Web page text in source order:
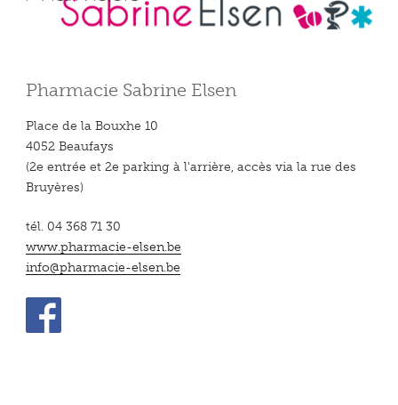
Pharmacie Sabrine Elsen
Place de la Bouxhe 10
4052 Beaufays
(2e entrée et 2e parking à l'arrière, accès via la rue des
Bruyères)
tél. 04 368 71 30
www.pharmacie-elsen.be
info@pharmacie-elsen.be